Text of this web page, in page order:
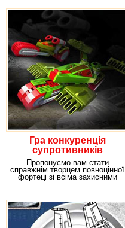
Гра конкуренція
супротивників
Трансформери
Пропонуємо вам стати
справжнім творцем повноцінної
фортеці зі всіма захисними